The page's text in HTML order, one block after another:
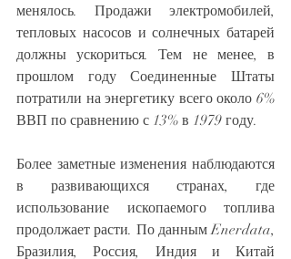
менялось. Продажи электромобилей,
тепловых насосов и солнечных батарей
должны ускориться. Тем не менее, в
прошлом году Соединенные Штаты
потратили на энергетику всего около 6%
ВВП по сравнению с 13% в 1979 году.
Более заметные изменения наблюдаются
в развивающихся странах, где
использование ископаемого топлива
продолжает расти. По данным Enerdata,
Бразилия, Россия, Индия и Китай